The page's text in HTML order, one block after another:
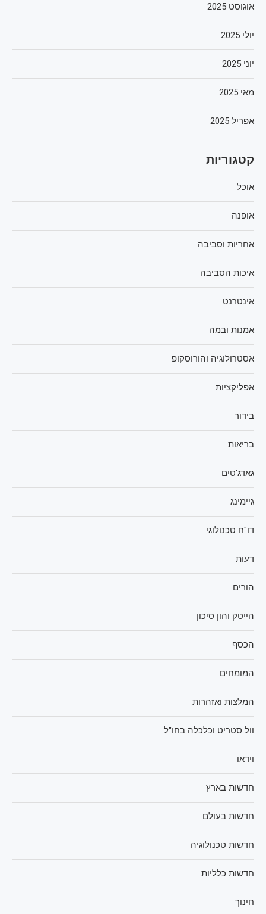
אוגוסט 2025
יולי 2025
יוני 2025
מאי 2025
אפריל 2025
קטגוריות
אוכל
אופנה
אחריות וסביבה
איכות הסביבה
אינטרנט
אמנות ובמה
אסטרולוגיה והורוסקופ
אפליקציות
בידור
בריאות
גאדג'טים
גיימינג
דו"ח טכנולוגי
דעות
הורים
הייטק והון סיכון
הכסף
המומחים
המלצות ואזהרות
וול סטריט וכלכלה בחו"ל
וידאו
חדשות בארץ
חדשות בעולם
חדשות טכנולוגיה
חדשות כלליות
חינוך